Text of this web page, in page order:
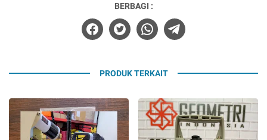
BERBAGI :
PRODUK TERKAIT